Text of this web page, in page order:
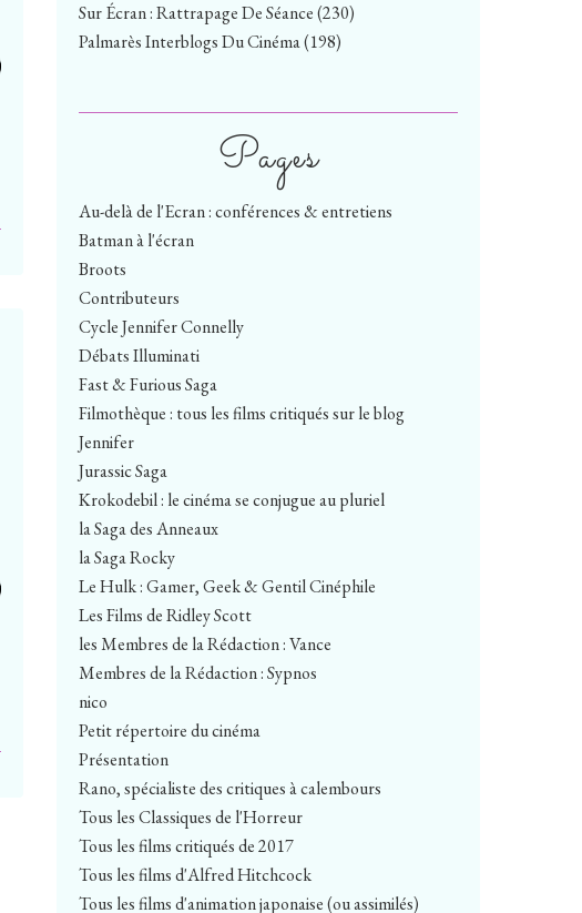
Sur Écran : Rattrapage De Séance(230)
Palmarès Interblogs Du Cinéma(198)
Pages
Au-delà de l'Ecran : conférences & entretiens
Batman à l'écran
Broots
Contributeurs
Cycle Jennifer Connelly
Débats Illuminati
Fast & Furious Saga
Filmothèque : tous les films critiqués sur le blog
Jennifer
Jurassic Saga
Krokodebil : le cinéma se conjugue au pluriel
la Saga des Anneaux
la Saga Rocky
Le Hulk : Gamer, Geek & Gentil Cinéphile
Les Films de Ridley Scott
les Membres de la Rédaction : Vance
Membres de la Rédaction : Sypnos
nico
Petit répertoire du cinéma
Présentation
Rano, spécialiste des critiques à calembours
Tous les Classiques de l'Horreur
Tous les films critiqués de 2017
Tous les films d'Alfred Hitchcock
Tous les films d'animation japonaise (ou assimilés)